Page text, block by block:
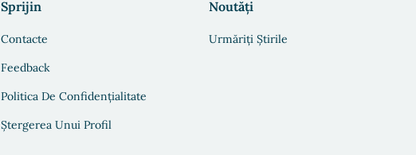
Sprijin
Contacte
Feedback
Politica De Confidențialitate
Ștergerea Unui Profil
Noutăți
Urmăriți Știrile